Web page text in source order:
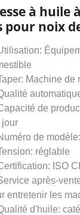
d'huile de
Les opérations
du coprah, de
du
et en
à huile
pour noix
Machine de
de
jour
de
réglable
ISO
après-
entretenir les
d'huile: